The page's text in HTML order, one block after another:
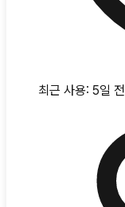
최근 사용: 5일 전